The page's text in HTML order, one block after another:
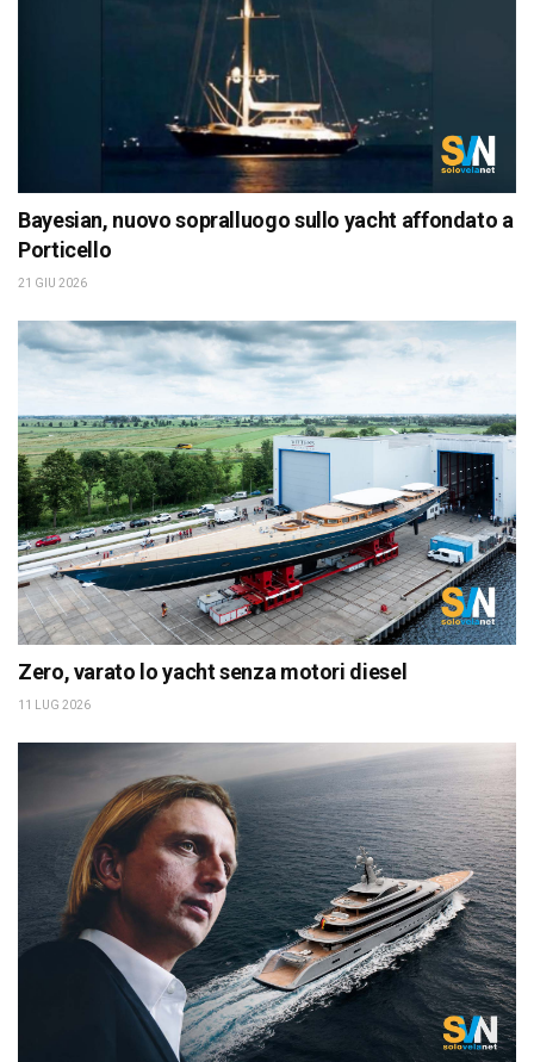
Bayesian, nuovo sopralluogo sullo yacht affondato a
Porticello
21 GIU 2026
Zero, varato lo yacht senza motori diesel
11 LUG 2026